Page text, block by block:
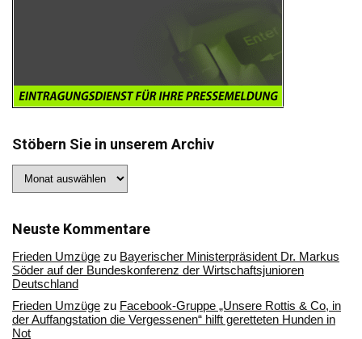
Stöbern Sie in unserem Archiv
Sie
Archiv
Neuste Kommentare
Frieden Umzüge zu Bayerischer Ministerpräsident Dr. Markus
Söder auf der Bundeskonferenz der Wirtschaftsjunioren
Deutschland
Frieden Umzüge zu Facebook-Gruppe „Unsere Rottis & Co, in
der Auffangstation die Vergessenen“ hilft geretteten Hunden in
Not